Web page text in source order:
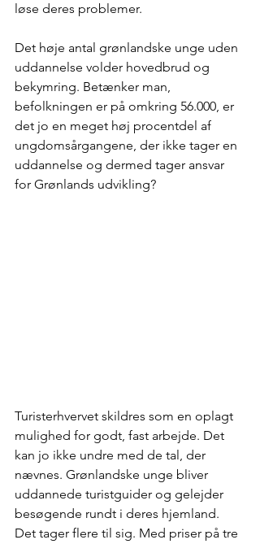
løse deres problemer.
Det høje antal grønlandske unge uden
uddannelse volder hovedbrud og
bekymring. Betænker man,
befolkningen er på omkring 56.000, er
det jo en meget høj procentdel af
ungdomsårgangene, der ikke tager en
uddannelse og dermed tager ansvar
for Grønlands udvikling?
Turisterhvervet skildres som en oplagt
mulighed for godt, fast arbejde. Det
kan jo ikke undre med de tal, der
nævnes. Grønlandske unge bliver
uddannede turistguider og gelejder
besøgende rundt i deres hjemland.
Det tager flere til sig. Med priser på tre